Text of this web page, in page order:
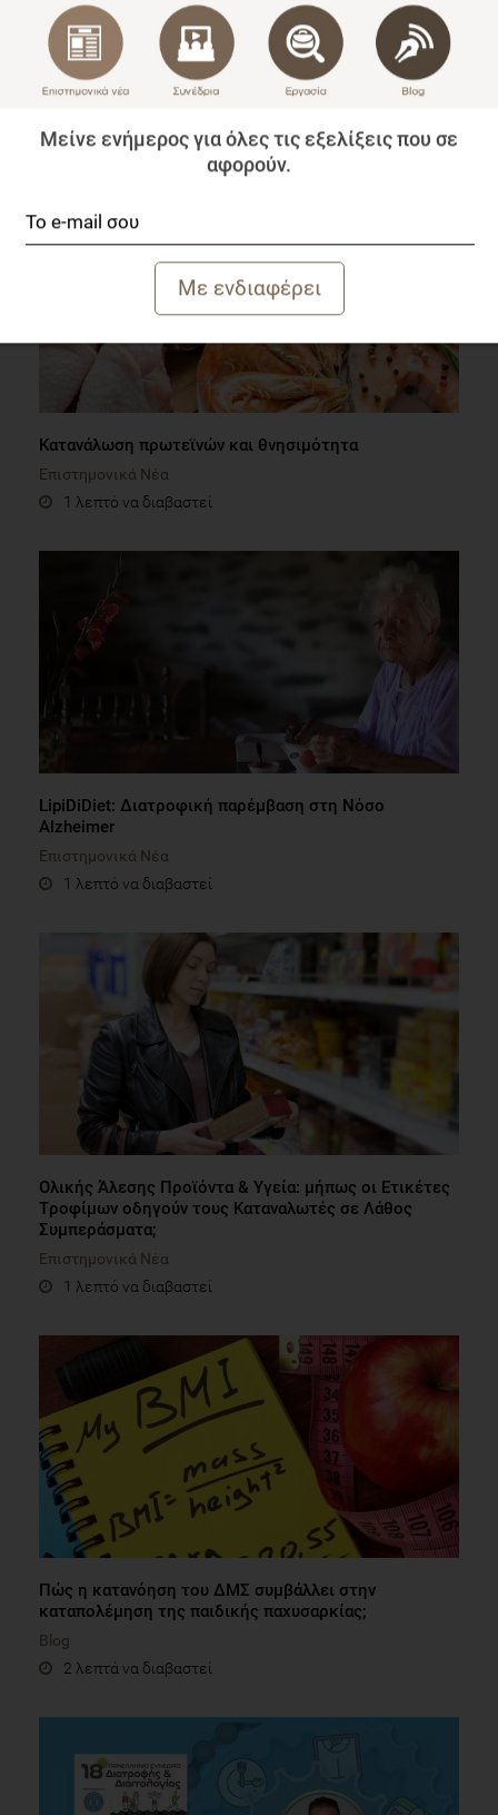
VIDEO
Συμβουλευτική διαιτολόγου για την αντιμετώπιση
ασθενούς
1 λεπτό να διαβαστεί
Κατανάλωση πρωτεϊνών και θνησιμότητα
Επιστημονικά Νέα
1 λεπτό να διαβαστεί
LipiDiDiet: Διατροφική παρέμβαση στη Νόσο
Alzheimer
Επιστημονικά Νέα
1 λεπτό να διαβαστεί
Ολικής Άλεσης Προϊόντα & Υγεία: μήπως οι Eτικέτες
Tροφίμων οδηγούν τους Kαταναλωτές σε Λάθος
Συμπεράσματα;
Επιστημονικά Νέα
1 λεπτό να διαβαστεί
Πώς η κατανόηση του ΔΜΣ συμβάλλει στην
καταπολέμηση της παιδικής παχυσαρκίας;
Blog
2 λεπτά να διαβαστεί
Μείνε ενήμερος για όλες τις εξελίξεις που σε
αφορούν.